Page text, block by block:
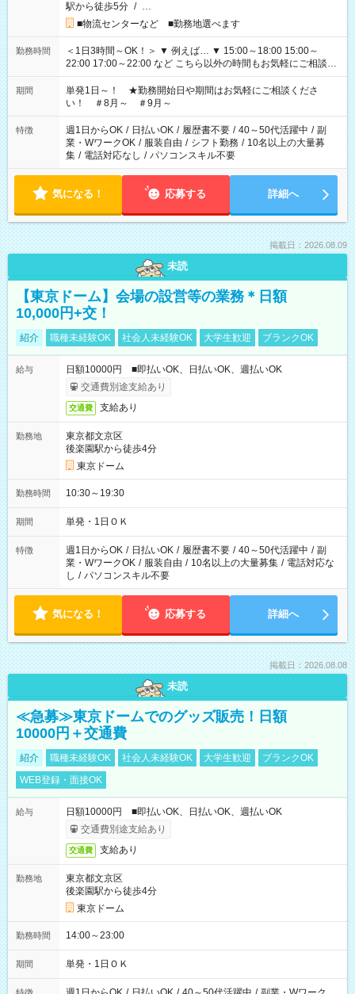
駅から徒歩5分 / …
■物流センターなど ■勤務地選べます
勤務時間
＜1日3時間～OK！＞ ▼ 例えば… ▼ 15:00～18:00 15:00～
22:00 17:00～22:00 など こちら以外の時間もお気軽にご相談く
ださい！
期間
単発1日～！ ★勤務開始日や期間はお気軽にご相談くださ
い！ ＃8月～ ＃9月～
特徴 週1日からOK / 日払いOK / 履歴書不要 / 40～50代活躍中 / 副
業・WワークOK / 服装自由 / シフト勤務 / 10名以上の大量募
集 / 電話対応なし / パソコンスキル不要
気になる！ 応募する 詳細へ
掲載日：2026.08.09
未読
【東京ドーム】会場の設営等の業務＊日額
10,000円+交！
紹介 職種未経験OK 社会人未経験OK 大学生歓迎 ブランクOK
給与
日額10000円 ■即払いOK、日払いOK、週払いOK
交通費別途支給あり
交通費 支給あり
勤務地
東京都文京区
後楽園駅から徒歩4分
東京ドーム
勤務時間 10:30～19:30
期間 単発・1日ＯＫ
特徴 週1日からOK / 日払いOK / 履歴書不要 / 40～50代活躍中 / 副
業・WワークOK / 服装自由 / 10名以上の大量募集 / 電話対応な
し / パソコンスキル不要
気になる！ 応募する 詳細へ
掲載日：2026.08.08
未読
≪急募≫東京ドームでのグッズ販売！日額
10000円＋交通費
紹介 職種未経験OK 社会人未経験OK 大学生歓迎
ブランクOK
WEB登録・面接OK
給与
日額10000円 ■即払いOK、日払いOK、週払いOK
交通費別途支給あり
交通費 支給あり
勤務地
東京都文京区
後楽園駅から徒歩4分
東京ドーム
勤務時間 14:00～23:00
期間 単発・1日ＯＫ